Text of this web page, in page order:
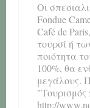
Οι
Fondue
Café de
τουρσί ή
ποιότητα
100%, θα
μεγάλους.
"Τουρισμός
http://